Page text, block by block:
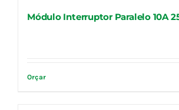
Módulo Interruptor Paralelo 10A
Orçar